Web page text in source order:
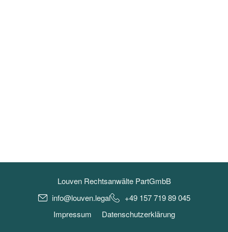
Louven Rechtsanwälte PartGmbB
info@louven.legal
+49 157 719 89 045
Impressum
Datenschutzerklärung